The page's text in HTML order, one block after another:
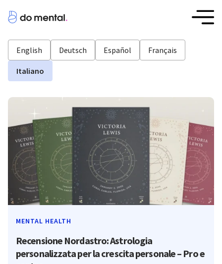
English Deutsch Español Français
Italiano
MENTAL HEALTH
Recensione Nordastro: Astrologia
personalizzata per la crescita personale – Pro e